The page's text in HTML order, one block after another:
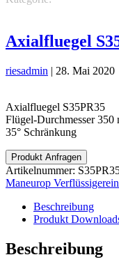
Axialfluegel
riesadmin | 28. Mai 2020
Axialfluegel S35PR35
Flügel-Durchmesser 350
35° Schränkung
Produkt Anfragen
Artikelnummer:
Maneurop
Beschreibung
Produkt
Beschreibung